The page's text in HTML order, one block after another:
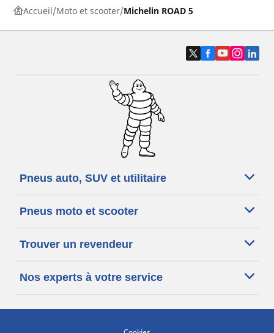
Accueil Moto et scooter Michelin ROAD 5
Pneus auto, SUV et utilitaire
Pneus moto et scooter
Trouver un revendeur
Nos experts à votre service